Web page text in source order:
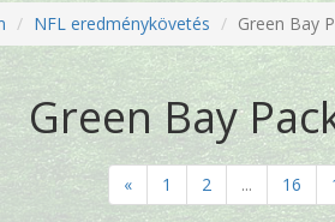
NFL eredménykövetés Green Bay
Green Bay
« 1 2 ... 16